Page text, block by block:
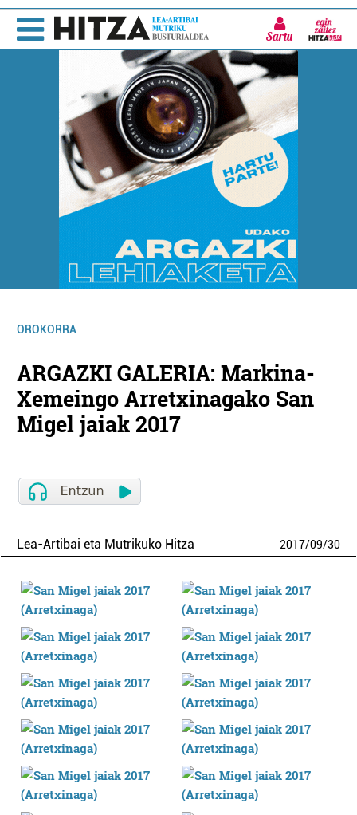
Sartu
OROKORRA
ARGAZKI GALERIA: Markina-
Xemeingo Arretxinagako San
Migel jaiak 2017
Lea-Artibai eta Mutrikuko Hitza 2017/09/30